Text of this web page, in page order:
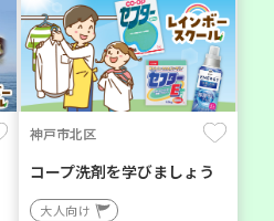
神戸市北区
コープ洗剤を学びましょう
大人向け